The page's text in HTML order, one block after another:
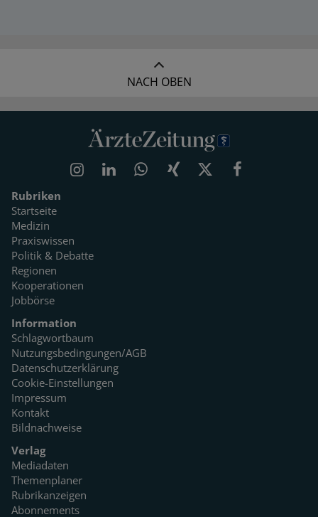
NACH OBEN
Rubriken
Startseite
Medizin
Praxiswissen
Politik & Debatte
Regionen
Kooperationen
Jobbörse
Information
Schlagwortbaum
Nutzungsbedingungen/AGB
Datenschutzerklärung
Cookie-Einstellungen
Impressum
Kontakt
Bildnachweise
Verlag
Mediadaten
Themenplaner
Rubrikanzeigen
Abonnements